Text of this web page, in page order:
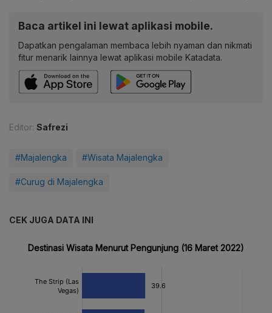
Baca artikel ini lewat aplikasi mobile.
Dapatkan pengalaman membaca lebih nyaman dan nikmati
fitur menarik lainnya lewat aplikasi mobile Katadata.
Editor: Safrezi
#Majalengka #Wisata Majalengka
#Curug di Majalengka
CEK JUGA DATA INI